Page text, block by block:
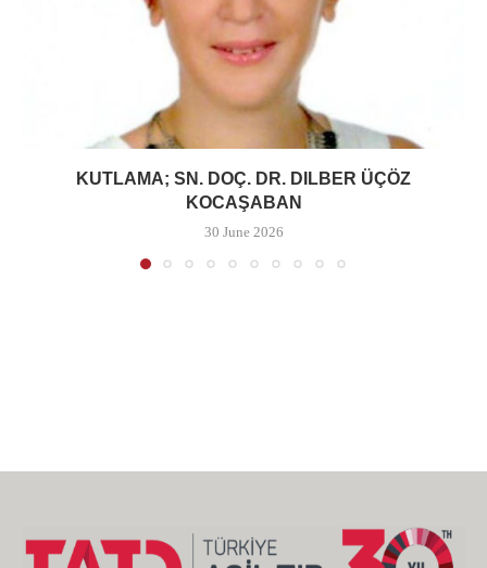
KUTLAMA; SN. DOÇ. DR. DILBER ÜÇÖZ
KOCAŞABAN
30 June 2026